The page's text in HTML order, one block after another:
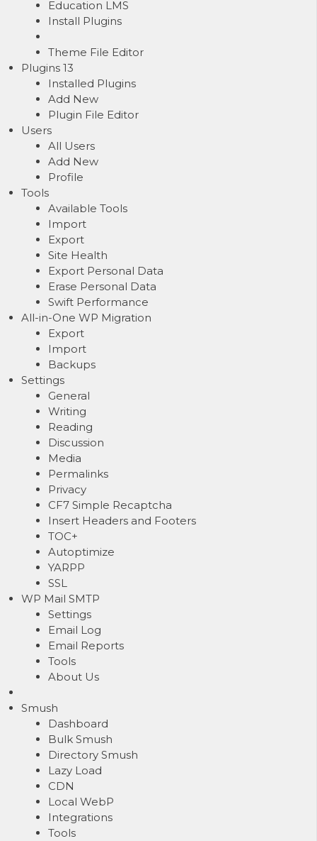
Education LMS
Install Plugins
Theme File Editor
Plugins 13
Installed Plugins
Add New
Plugin File Editor
Users
All Users
Add New
Profile
Tools
Available Tools
Import
Export
Site Health
Export Personal Data
Erase Personal Data
Swift Performance
All-in-One WP Migration
Export
Import
Backups
Settings
General
Writing
Reading
Discussion
Media
Permalinks
Privacy
CF7 Simple Recaptcha
Insert Headers and Footers
TOC+
Autoptimize
YARPP
SSL
WP Mail SMTP
Settings
Email Log
Email Reports
Tools
About Us
Smush
Dashboard
Bulk Smush
Directory Smush
Lazy Load
CDN
Local WebP
Integrations
Tools